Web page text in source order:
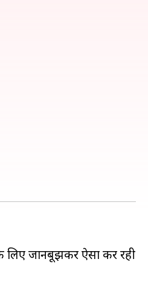
के लिए जानबूझकर ऐसा कर रही